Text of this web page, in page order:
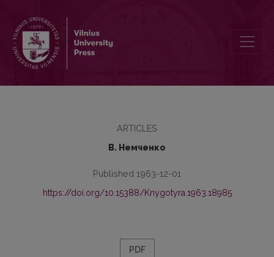
ARTICLES
В. Немченко
Published 1963-12-01
https://doi.org/10.15388/Knygotyra.1963.18985
PDF